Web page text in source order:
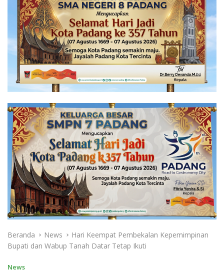
Beranda News
Hari Keempat Pembekalan Kepemimpinan
Bupati dan Wabup Tanah Datar Tetap Ikuti
News